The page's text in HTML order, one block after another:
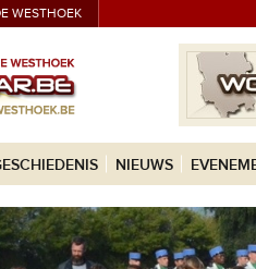
WESTHOEK
NIEUWS